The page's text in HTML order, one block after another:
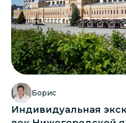
Борис
Индивидуальная